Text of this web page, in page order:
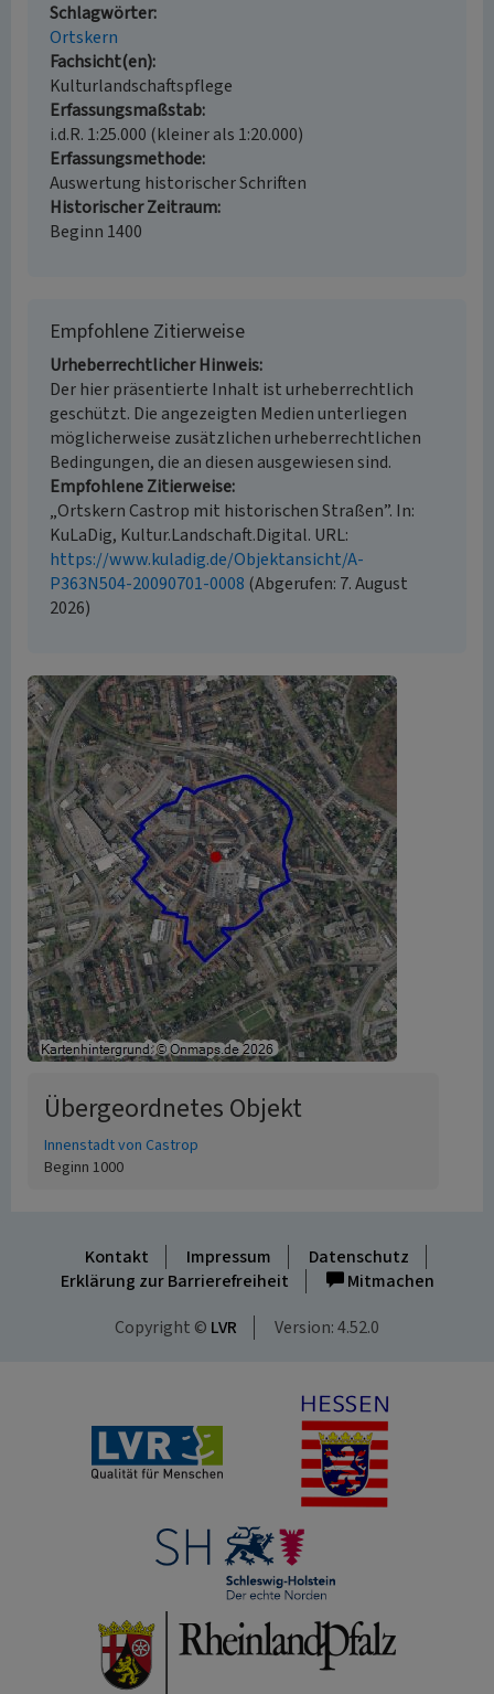
Schlagwörter
Ortskern
Fachsicht(en)
Kulturlandschaftspflege
Erfassungsmaßstab
i.d.R. 1:25.000 (kleiner als 1:20.000)
Erfassungsmethode
Auswertung historischer Schriften
Historischer Zeitraum
Beginn 1400
Empfohlene Zitierweise
Urheberrechtlicher Hinweis
Der hier präsentierte Inhalt ist urheberrechtlich
geschützt. Die angezeigten Medien unterliegen
möglicherweise zusätzlichen urheberrechtlichen
Bedingungen, die an diesen ausgewiesen sind.
Empfohlene Zitierweise
„Ortskern Castrop mit historischen Straßen”. In:
KuLaDig, Kultur.Landschaft.Digital. URL:
https://www.kuladig.de/Objektansicht/A-
P363N504-20090701-0008 (Abgerufen: 7. August
2026)
Übergeordnetes Objekt
Innenstadt von Castrop
Beginn 1000
Kontakt Impressum
Datenschutz
Erklärung zur Barrierefreiheit
Mitmachen
Copyright © LVR Version: 4.52.0